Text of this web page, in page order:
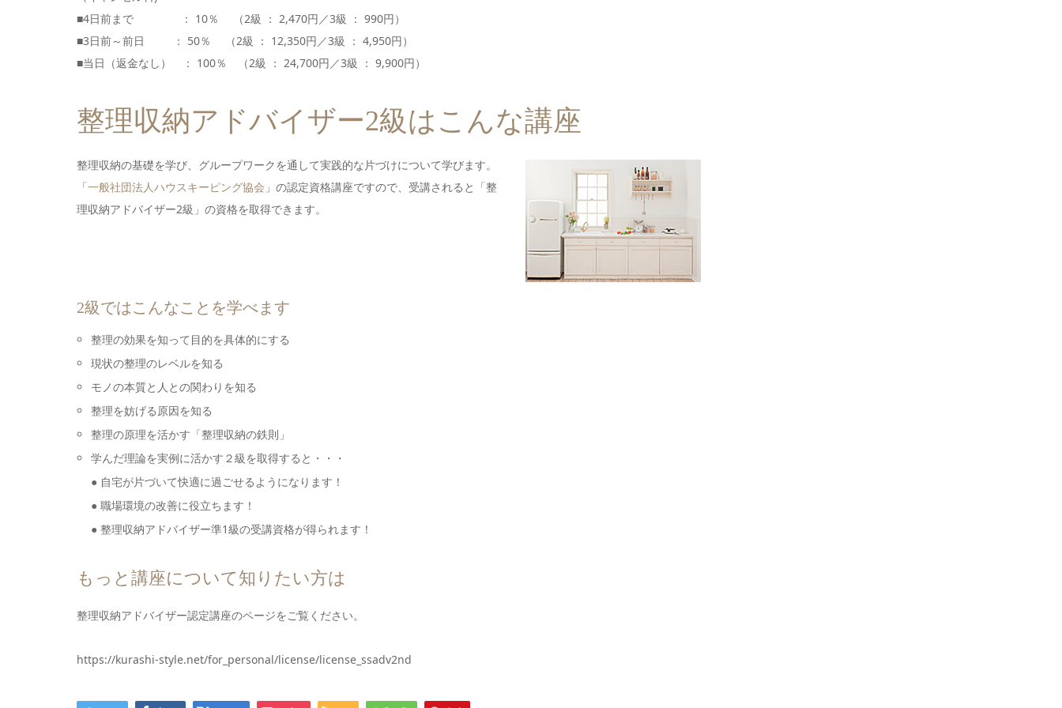
■4日前まで ： 10％ （2級 ： 2,470円／3級 ： 990円）
■3日前～前日 ： 50％ （2級 ： 12,350円／3級 ： 4,950円）
■当日（返金なし） ： 100％ （2級 ： 24,700円／3級 ： 9,900円）
整理収納アドバイザー2級はこんな講座
整理収納の基礎を学び、グループワークを通して実践的な片づけについて学びます。
「一般社団法人ハウスキーピング協会 」の認定資格講座ですので、受講されると「整
理収納アドバイザー2級」の資格を取得できます。
2級ではこんなことを学べます
整理の効果を知って目的を具体的にする
現状の整理のレベルを知る
モノの本質と人との関わりを知る
整理を妨げる原因を知る
整理の原理を活かす「整理収納の鉄則」
学んだ理論を実例に活かす２級を取得すると・・・
● 自宅が片づいて快適に過ごせるようになります！
● 職場環境の改善に役立ちます！
● 整理収納アドバイザー準1級の受講資格が得られます！
もっと講座について知りたい方は
整理収納アドバイザー認定講座のページをご覧ください。
https://kurashi-style.net/for_personal/license/license_ssadv2nd